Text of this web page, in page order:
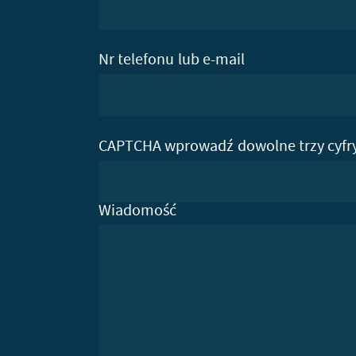
Nr telefonu lub e-mail
CAPTCHA wprowadź dowolne trzy
Wiadomość